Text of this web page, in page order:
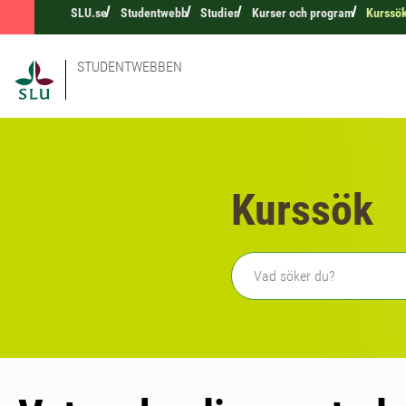
SLU.se Studentwebb Studier Kurser och program
STUDENTWEBBEN
Kurssök
Fritext sökning